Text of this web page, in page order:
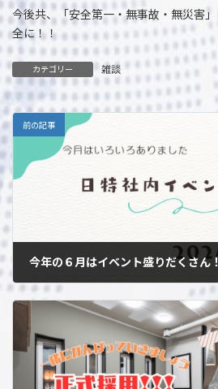
今後共、「安全第一・無事故・無災害
全に！！
カテゴリー 雑談
前の記事
今年の６月はイベント盛りだくさん